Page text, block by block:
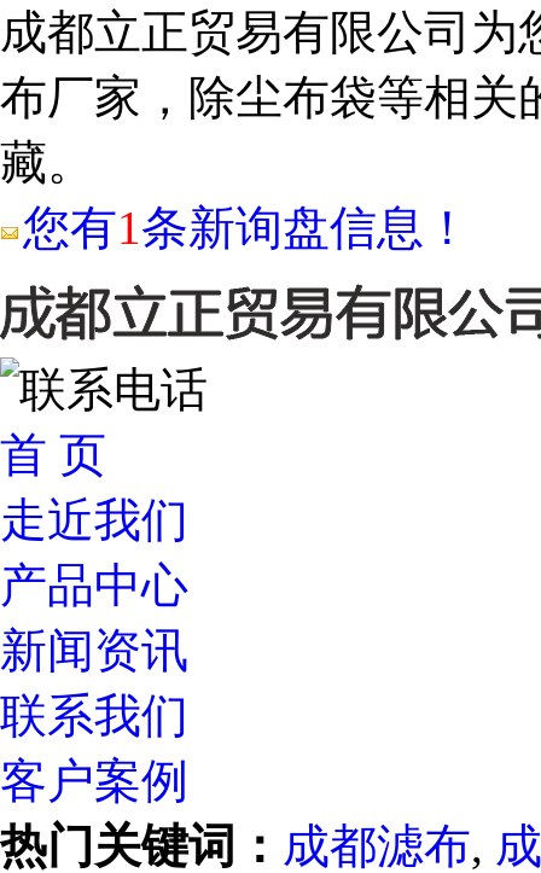
成都立正贸易有限公司为
布厂家，除尘布袋等相关
藏。
您有1条新询盘信息！
首 页
走近我们
产品中心
新闻资讯
联系我们
客户案例
热门关键词： 成都滤布,